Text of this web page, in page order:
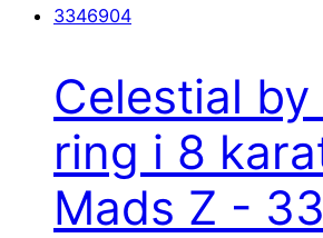
Celestial by
ring i 8
Mads Z -